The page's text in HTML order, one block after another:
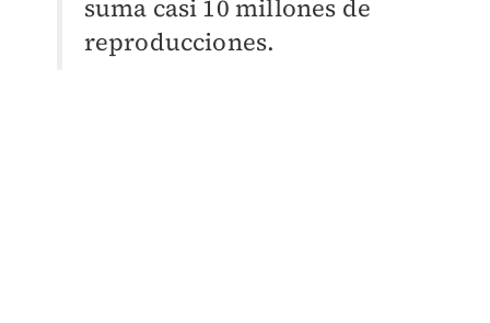
suma casi 10 millones de
reproducciones.